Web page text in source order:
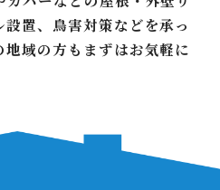
置、鳥害対策などを承っ
域の方もまずはお気軽に